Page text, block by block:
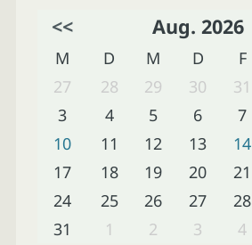
<< Aug. 2026
M D M D F
27
28 29 30 31
3
4 5 6 7
10
11 12 13 14
17
18 19 20 21
24
25 26 27 28
31
1 2 3 4